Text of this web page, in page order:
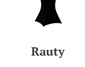
Rauty